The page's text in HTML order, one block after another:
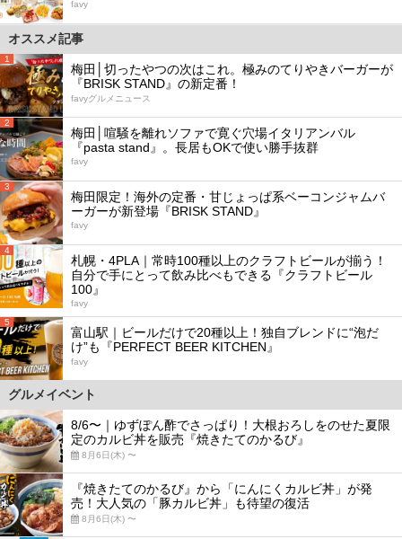
favy
オススメ記事
1
梅田│切ったやつの次はこれ。極みのてりやきバーガーが
『BRISK STAND』の新定番！
favyグルメニュース
2
梅田│喧騒を離れソファで寛ぐ穴場イタリアンバル
『pasta stand』。長居もOKで使い勝手抜群
favy
3
梅田限定！海外の定番・甘じょっぱ系ベーコンジャムバ
ーガーが新登場『BRISK STAND』
favy
4
札幌・4PLA｜常時100種以上のクラフトビールが揃う！
自分で手にとって飲み比べもできる『クラフトビール
100』
favy
5
富山駅｜ビールだけで20種以上！独自ブレンドに“泡だ
け”も『PERFECT BEER KITCHEN』
favy
グルメイベント
8/6〜｜ゆずぽん酢でさっぱり！大根おろしをのせた夏限
定のカルビ丼を販売『焼きたてのかるび』
8月6日(木) 〜
『焼きたてのかるび』から「にんにくカルビ丼」が発
売！大人気の「豚カルビ丼」も待望の復活
8月6日(木) 〜